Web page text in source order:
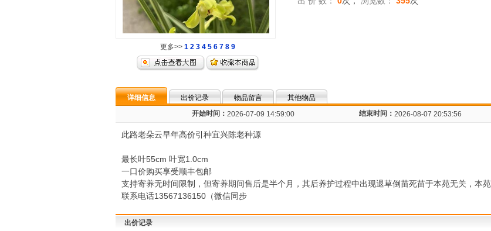
更多>> 1 2 3 4 5 6 7 8 9
详细信息 出价记录 物品留言
其他物品
开始时间： 2026-07-09 14:59:00 结束时间： 2026-08-07 20:53:56
此路老朵云早年高价引种宜兴陈老种源
最长叶55cm 叶宽1.0cm
一口价购买享受顺丰包邮
支持寄养无时间限制，但寄养期间售后是半个月，其后养护过程中出现退草倒苗死苗于本苑无关，本
联系电话13567136150（微信同步
出价记录